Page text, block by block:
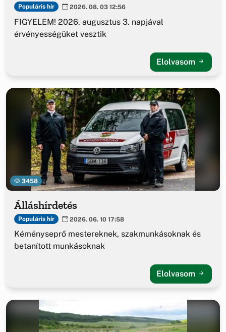
Populáris hír 2026. 08. 03 12:56
FIGYELEM! 2026. augusztus 3. napjával
érvényességüket vesztik
Elolvasom
3458
Álláshírdetés
Populáris hír 2026. 06. 10 17:58
Kéményseprő mestereknek, szakmunkásoknak és
betanított munkásoknak
Elolvasom